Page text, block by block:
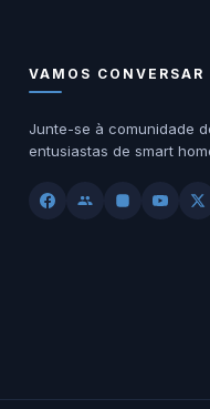
VAMOS CONVERSAR
Junte-se à comunidade
entusiastas de smart